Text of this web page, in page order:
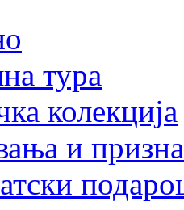
тура
колекција
и